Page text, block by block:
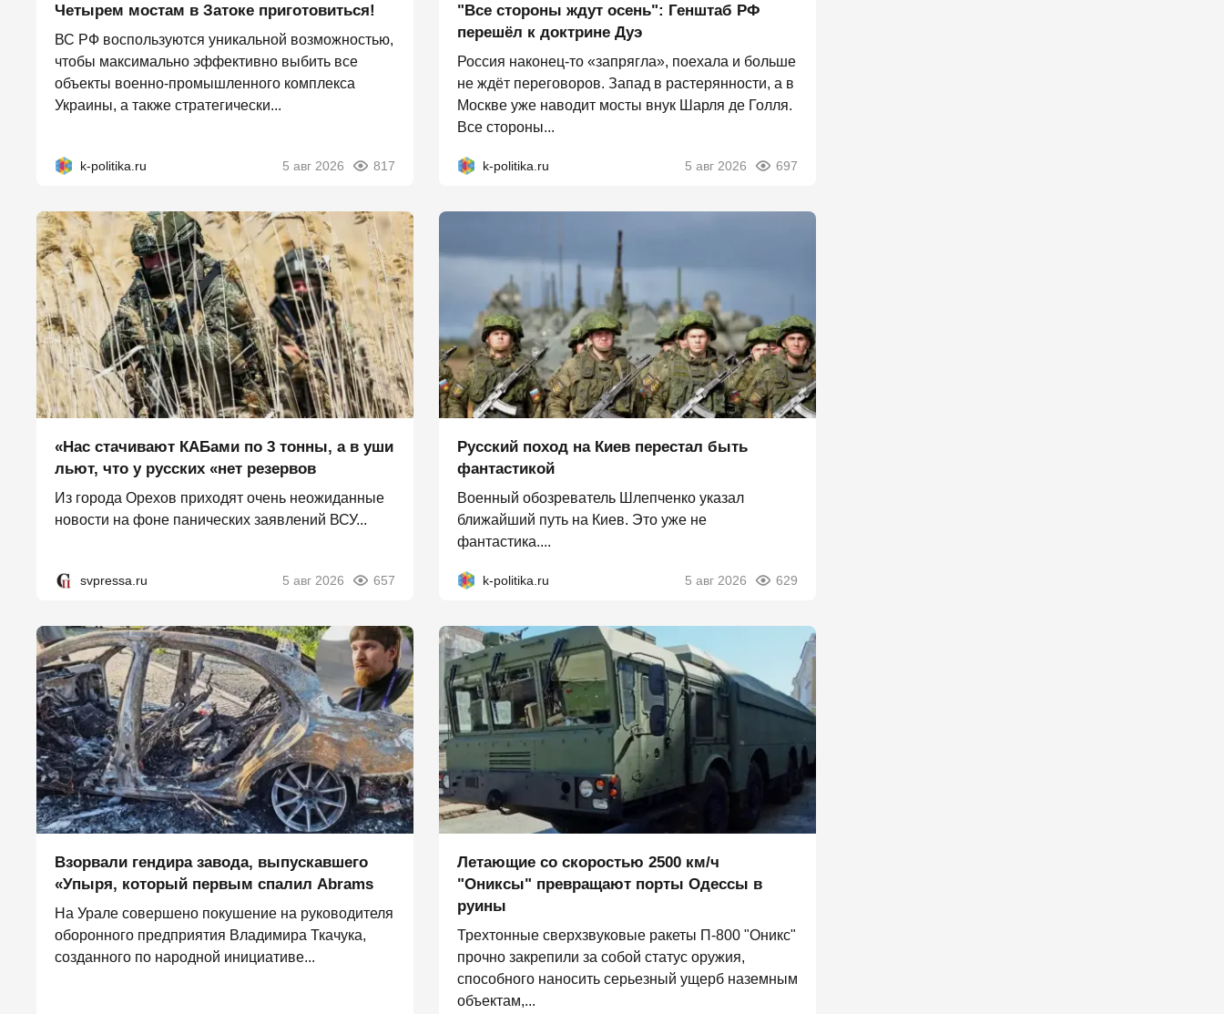
Четырем мостам в Затоке приготовиться!
ВС РФ воспользуются уникальной возможностью,
чтобы максимально эффективно выбить все
объекты военно-промышленного комплекса
Украины, а также стратегически...
k-politika.ru 5 авг 2026 817
"Все стороны ждут осень": Генштаб РФ
перешёл к доктрине Дуэ
Россия наконец-то «запрягла», поехала и больше
не ждёт переговоров. Запад в растерянности, а в
Москве уже наводит мосты внук Шарля де Голля.
Все стороны...
k-politika.ru 5 авг 2026 697
«Нас стачивают КАБами по 3 тонны, а в уши
льют, что у русских «нет резервов
Из города Орехов приходят очень неожиданные
новости на фоне панических заявлений ВСУ...
svpressa.ru 5 авг 2026 657
Русский поход на Киев перестал быть
фантастикой
Военный обозреватель Шлепченко указал
ближайший путь на Киев. Это уже не
фантастика....
k-politika.ru 5 авг 2026 629
Взорвали гендира завода, выпускавшего
«Упыря, который первым спалил Abrams
На Урале совершено покушение на руководителя
оборонного предприятия Владимира Ткачука,
созданного по народной инициативе...
Летающие со скоростью 2500 км/ч
"Ониксы" превращают порты Одессы в
руины
Трехтонные сверхзвуковые ракеты П‑800 "Оникс"
прочно закрепили за собой статус оружия,
способного наносить серьезный ущерб наземным
объектам,...